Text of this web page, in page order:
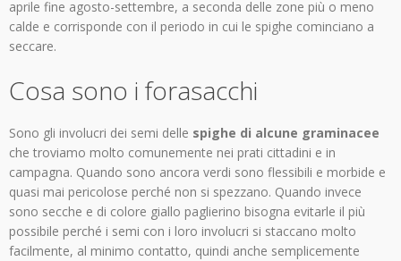
aprile fine agosto-settembre, a seconda delle zone più o meno
calde e corrisponde con il periodo in cui le spighe cominciano a
seccare.
Cosa sono i forasacchi
Sono gli involucri dei semi delle spighe di alcune graminacee
che troviamo molto comunemente nei prati cittadini e in
campagna. Quando sono ancora verdi sono flessibili e morbide e
quasi mai pericolose perché non si spezzano. Quando invece
sono secche e di colore giallo paglierino bisogna evitarle il più
possibile perché i semi con i loro involucri si staccano molto
facilmente, al minimo contatto, quindi anche semplicemente